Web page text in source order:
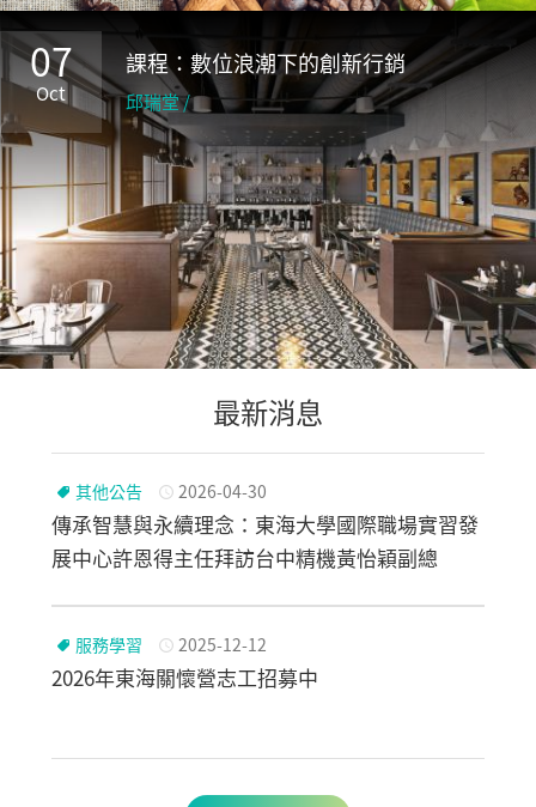
07
Oct
課程：數位浪潮下的創新行銷
邱瑞堂 /
最新消息
其他公告 2026-04-30
傳承智慧與永續理念：東海大學國際職場實習發
展中心許恩得主任拜訪台中精機黃怡穎副總
服務學習 2025-12-12
2026年東海關懷營志工招募中